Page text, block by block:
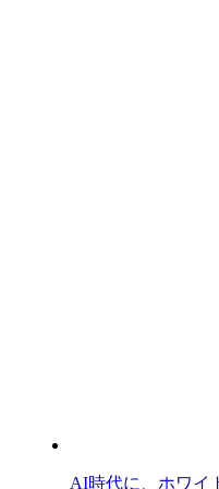
AI時代に、ホワイ